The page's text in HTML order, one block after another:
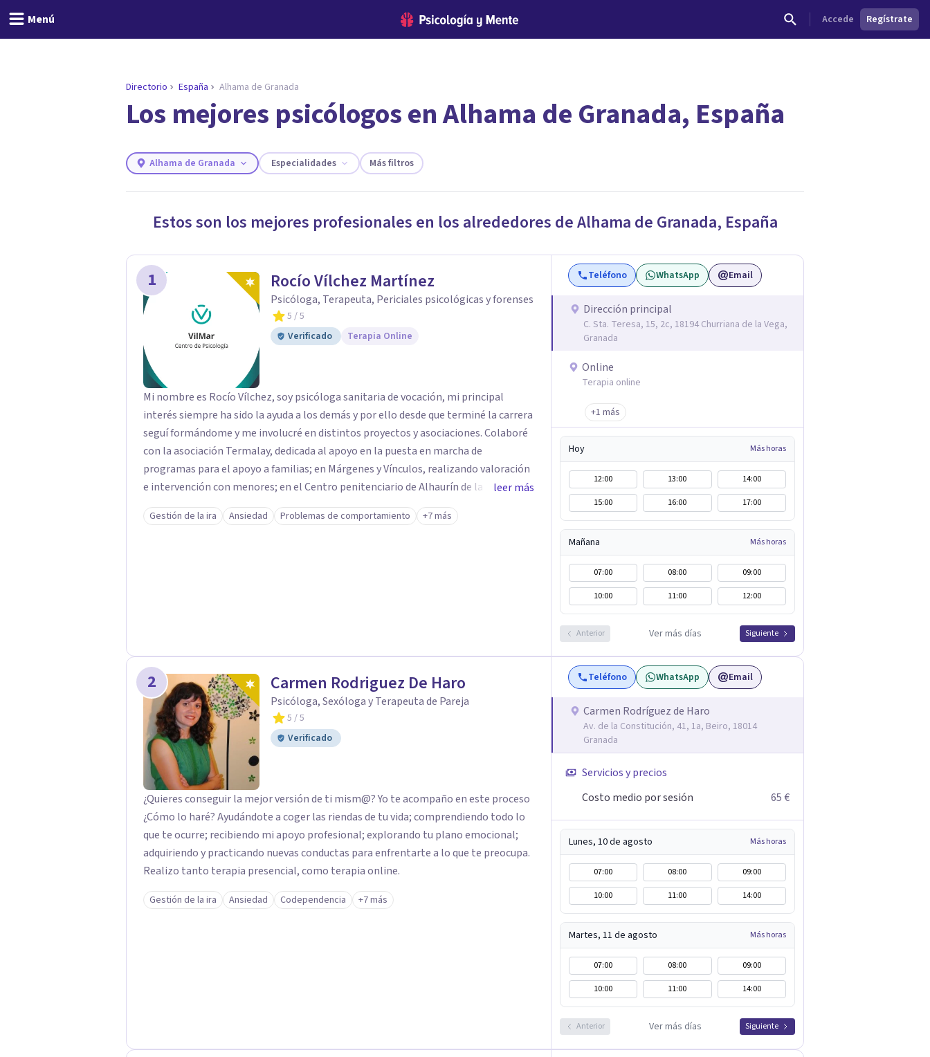
Menú Accede Regístrate
ENCONTRAR MI TERAPEUTA
¿Necesitas ayuda para encontrar el psicólogo adecuado?
Responder cuestionario
Directorio España Alhama de Granada
Los mejores psicólogos en Alhama de Granada, España
Alhama de Granada Especialidades Más filtros
Estos son los mejores profesionales en los alrededores deAlhama de Granada, España
1 Rocío Vílchez Martínez
Psicóloga, Terapeuta, Periciales psicológicas y forenses
5 / 5
Verificado
Terapia Online
Mi nombre es Rocío Vílchez, soy psicóloga sanitaria de vocación, mi principal
interés siempre ha sido la ayuda a los demás y por ello desde que terminé la carrera
seguí formándome y me involucré en distintos proyectos y asociaciones. Colaboré
con la asociación Termalay, dedicada al apoyo en la puesta en marcha de
programas para el apoyo a familias; en Márgenes y Vínculos, realizando valoración
e intervención con menores; en el Centro penitenciario de Alhaurín de la Torre,
colaborando en una investigación para detectar las semejanzas entre los hombres
condenados por violencia de género y condenados por violación... A pesar de estar
leer más
Gestión de la ira Ansiedad Problemas de comportamiento +7 más
Teléfono WhatsApp Email
Dirección principal
C. Sta. Teresa, 15, 2c, 18194 Churriana de la Vega,
Granada
Online
Terapia online
+1 más
Hoy Más horas
12:00 13:00
14:00
15:00
16:00 17:00
Mañana Más horas
07:00 08:00
09:00
10:00
11:00 12:00
Anterior Ver más días Siguiente
2 Carmen Rodriguez De Haro
Psicóloga, Sexóloga y Terapeuta de Pareja
5 / 5
Verificado
¿Quieres conseguir la mejor versión de ti mism@? Yo te acompaño en este proceso
¿Cómo lo haré? Ayudándote a coger las riendas de tu vida; comprendiendo todo lo
que te ocurre; recibiendo mi apoyo profesional; explorando tu plano emocional;
adquiriendo y practicando nuevas conductas para enfrentarte a lo que te preocupa.
Realizo tanto terapia presencial, como terapia online.
Gestión de la ira Ansiedad Codependencia +7 más
Teléfono WhatsApp Email
Carmen Rodríguez de Haro
Av. de la Constitución, 41, 1a, Beiro, 18014
Granada
Servicios y precios
Costo medio por sesión
65 €
Lunes, 10 de agosto Más horas
07:00 08:00
09:00
10:00
11:00 14:00
Martes, 11 de agosto Más horas
07:00 08:00
09:00
10:00
11:00 14:00
Anterior Ver más días Siguiente